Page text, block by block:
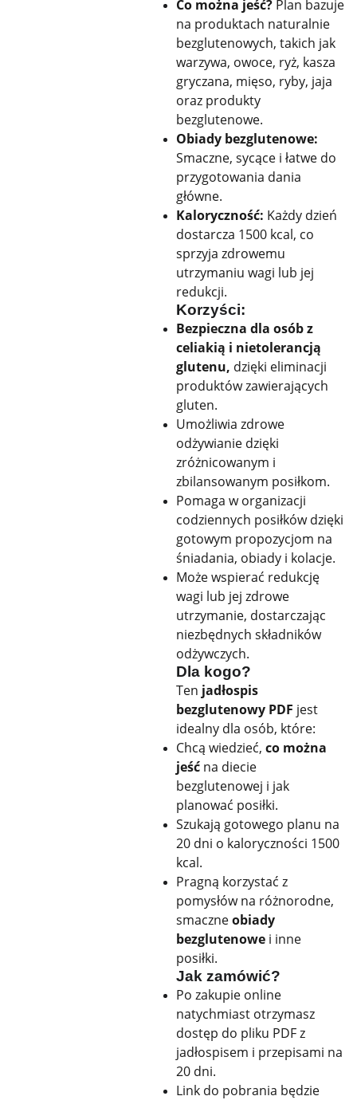
Co można jeść? Plan bazuje
na produktach naturalnie
bezglutenowych, takich jak
warzywa, owoce, ryż, kasza
gryczana, mięso, ryby, jaja
oraz produkty
bezglutenowe.
Obiady bezglutenowe:
Smaczne, sycące i łatwe do
przygotowania dania
główne.
Kaloryczność: Każdy dzień
dostarcza 1500 kcal, co
sprzyja zdrowemu
utrzymaniu wagi lub jej
redukcji.
Korzyści:
Bezpieczna dla osób z
celiakią i nietolerancją
glutenu, dzięki eliminacji
produktów zawierających
gluten.
Umożliwia zdrowe
odżywianie dzięki
zróżnicowanym i
zbilansowanym posiłkom.
Pomaga w organizacji
codziennych posiłków dzięki
gotowym propozycjom na
śniadania, obiady i kolacje.
Może wspierać redukcję
wagi lub jej zdrowe
utrzymanie, dostarczając
niezbędnych składników
odżywczych.
Dla kogo?
Ten jadłospis
bezglutenowy PDF jest
idealny dla osób, które:
Chcą wiedzieć, co można
jeść na diecie
bezglutenowej i jak
planować posiłki.
Szukają gotowego planu na
20 dni o kaloryczności 1500
kcal.
Pragną korzystać z
pomysłów na różnorodne,
smaczneobiady
bezglutenowe i inne
posiłki.
Jak zamówić?
Po zakupie online
natychmiast otrzymasz
dostęp do pliku PDF z
jadłospisem i przepisami na
20 dni.
Link do pobrania będzie